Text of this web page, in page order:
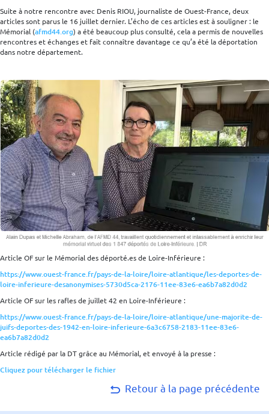
Suite à notre rencontre avec Denis RIOU, journaliste de Ouest-France, deux
articles sont parus le 16 juillet dernier. L’écho de ces articles est à souligner : le
Mémorial (afmd44.org) a été beaucoup plus consulté, cela a permis de nouvelles
rencontres et échanges et fait connaître davantage ce qu’a été la déportation
dans notre département.
Article OF sur le Mémorial des déporté.es de Loire-Inférieure :
https://www.ouest-france.fr/pays-de-la-loire/loire-atlantique/les-deportes-de-
loire-inferieure-desanonymises-5730d5ca-2176-11ee-83e6-ea6b7a82d0d2
Article OF sur les rafles de juillet 42 en Loire-Inférieure :
https://www.ouest-france.fr/pays-de-la-loire/loire-atlantique/une-majorite-de-
juifs-deportes-des-1942-en-loire-inferieure-6a3c6758-2183-11ee-83e6-
ea6b7a82d0d2
Article rédigé par la DT grâce au Mémorial, et envoyé à la presse :
Cliquez pour télécharger le fichier
Retour à la page précédente